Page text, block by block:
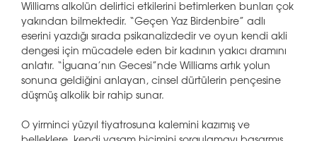
Williams alkolün delirtici etkilerini betimlerken bunları çok
yakından bilmektedir. “Geçen Yaz Birdenbire” adlı
eserini yazdığı sırada psikanalizdedir ve oyun kendi akli
dengesi için mücadele eden bir kadının yakıcı dramını
anlatır. “İguana’nın Gecesi”nde Williams artık yolun
sonuna geldiğini anlayan, cinsel dürtülerin pençesine
düşmüş alkolik bir rahip sunar.
O yirminci yüzyıl tiyatrosuna kalemini kazımış ve